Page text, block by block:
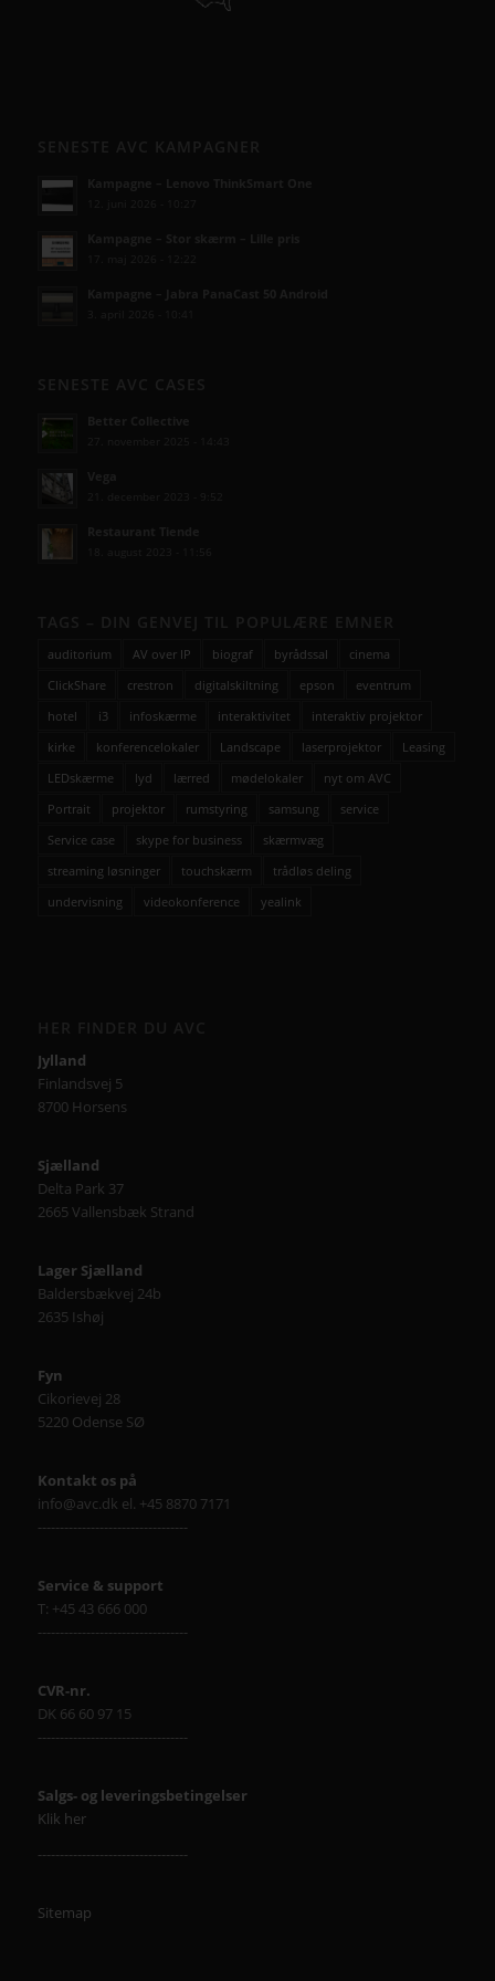
auditorium AV over IP biograf byrådssal
cinema
ClickShare
crestron digitalskiltning epson
eventrum
hotel
i3 infoskærme interaktivitet
interaktiv projektor
kirke
konferencelokaler Landscape laserprojektor
Leasing
LEDskærme
lyd lærred mødelokaler
nyt om AVC
Portrait
projektor rumstyring samsung
service
Service case
skype for business
skærmvæg
streaming løsninger
touchskærm
trådløs deling
undervisning
videokonference yealink
Jylland
Finlandsvej 5
8700 Horsens
Sjælland
Delta Park 37
2665 Vallensbæk Strand
Lager Sjælland
Baldersbækvej 24b
2635 Ishøj
Fyn
Cikorievej 28
5220 Odense SØ
Kontakt os på
info@avc.dk el. +45 8870 7171
----------------------------------
Service & support
T: +45 43 666 000
----------------------------------
CVR-nr.
DK 66 60 97 15
----------------------------------
Salgs- og leveringsbetingelser
Klik her
----------------------------------
Sitemap